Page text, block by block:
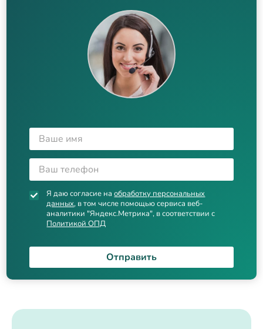
Я даю согласие наобработку персональных
данных, в том числе помощью сервиса веб-
аналитики "Яндекс.Метрика", в соответствии с
Политикой ОПД
Отправить